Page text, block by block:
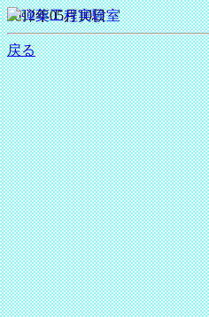
2012年05月10日
戻る